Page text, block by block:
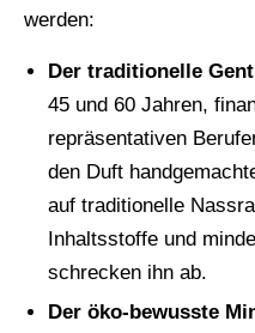
werden:
Der traditionelle
45 und 60 Jahren,
repräsentativen
den Duft
auf traditionelle
Inhaltsstoffe und
schrecken ihn ab.
Der öko-bewusste